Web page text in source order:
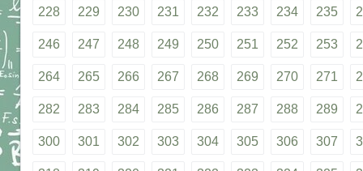
228 229 230 231 232 233 234 235
246 247 248 249 250 251 252 253
264 265 266 267 268 269 270 271
282 283 284 285 286 287 288 289
300 301 302 303 304 305 306 307